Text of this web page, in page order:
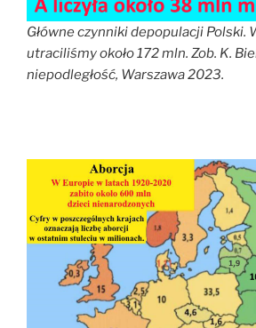
Główne czynniki depopulacji Polski.
utraciliśmy około 172 mln. Zob. K.
niepodległość, Warszawa 2023.